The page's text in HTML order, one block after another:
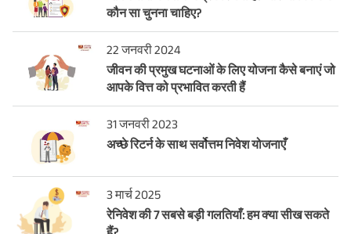
कौन सा चुनना चाहिए?
22 जनवरी 2024
जीवन की प्रमुख घटनाओं के लिए योजना कैसे बनाएं जो
आपके वित्त को प्रभावित करती हैं
31 जनवरी 2023
अच्छे रिटर्न के साथ सर्वोत्तम निवेश योजनाएँ
3 मार्च 2025
रेनिवेश की 7 सबसे बड़ी गलतियाँ: हम क्या सीख सकते